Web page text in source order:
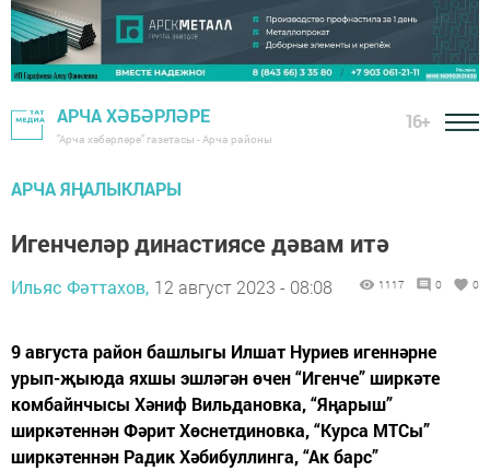
АРЧА ХӘБӘРЛӘРЕ
"Арча хәбәрләре" газетасы - Арча районы
16+
АРЧА ЯҢАЛЫКЛАРЫ
Игенчеләр династиясе дәвам итә
Ильяс Фәттахов, 12 август 2023 - 08:08 1117 0 0
9 августа район башлыгы Илшат Нуриев игеннәрне
урып-җыюда яхшы эшләгән өчен “Игенче” ширкәте
комбайнчысы Хәниф Вильдановка, “Яңарыш”
ширкәтеннән Фәрит Хөснетдиновка, “Курса МТСы”
ширкәтеннән Радик Хәбибуллинга, “Ак барс”